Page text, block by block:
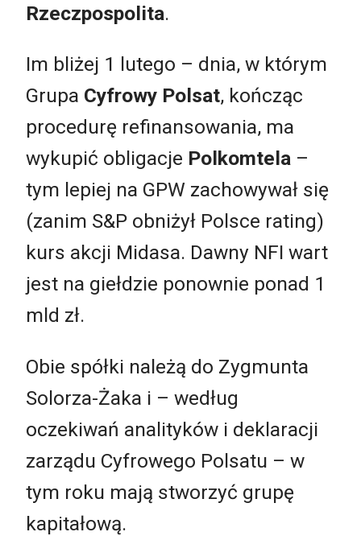
Rzeczpospolita.
Im bliżej 1 lutego – dnia, w którym
Grupa Cyfrowy Polsat, kończąc
procedurę refinansowania, ma
wykupić obligacje Polkomtela –
tym lepiej na GPW zachowywał się
(zanim S&P obniżył Polsce rating)
kurs akcji Midasa. Dawny NFI wart
jest na giełdzie ponownie ponad 1
mld zł.
Obie spółki należą do Zygmunta
Solorza-Żaka i – według
oczekiwań analityków i deklaracji
zarządu Cyfrowego Polsatu – w
tym roku mają stworzyć grupę
kapitałową.